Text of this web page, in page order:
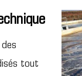
tout